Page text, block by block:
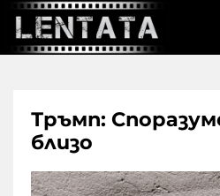
Тръмп:
близо